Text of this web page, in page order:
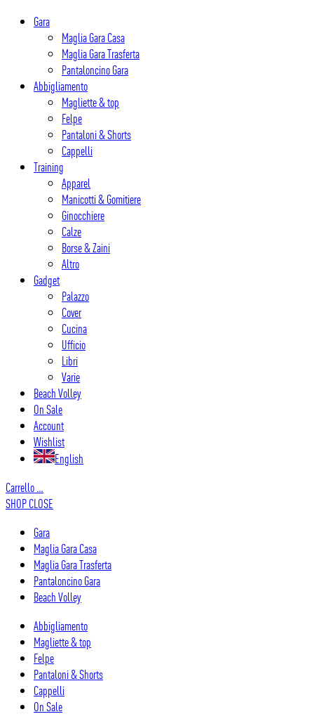
Salta
Gara
Maglia Gara Casa
Maglia Gara Trasferta
Pantaloncino Gara
Abbigliamento
Magliette & top
Felpe
Pantaloni & Shorts
Cappelli
Training
Apparel
Manicotti & Gomitiere
Ginocchiere
Calze
Borse & Zaini
Altro
Gadget
Palazzo
Cover
Cucina
Ufficio
Libri
Varie
Beach Volley
On Sale
Account
Wishlist
English
Carrello …
SHOPCLOSE
Gara
Maglia Gara Casa
Maglia Gara Trasferta
Pantaloncino Gara
Beach Volley
Abbigliamento
Magliette & top
Felpe
Pantaloni & Shorts
Cappelli
On Sale